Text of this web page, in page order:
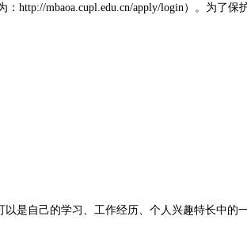
http://mbaoa.cupl.edu.cn/apply/login）。为了
是自己的学习、工作经历、个人兴趣特长中